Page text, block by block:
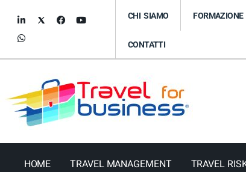
CHI SIAMO FORMAZIONE
CONTATTI
HOME TRAVEL MANAGEMENT TRAVEL